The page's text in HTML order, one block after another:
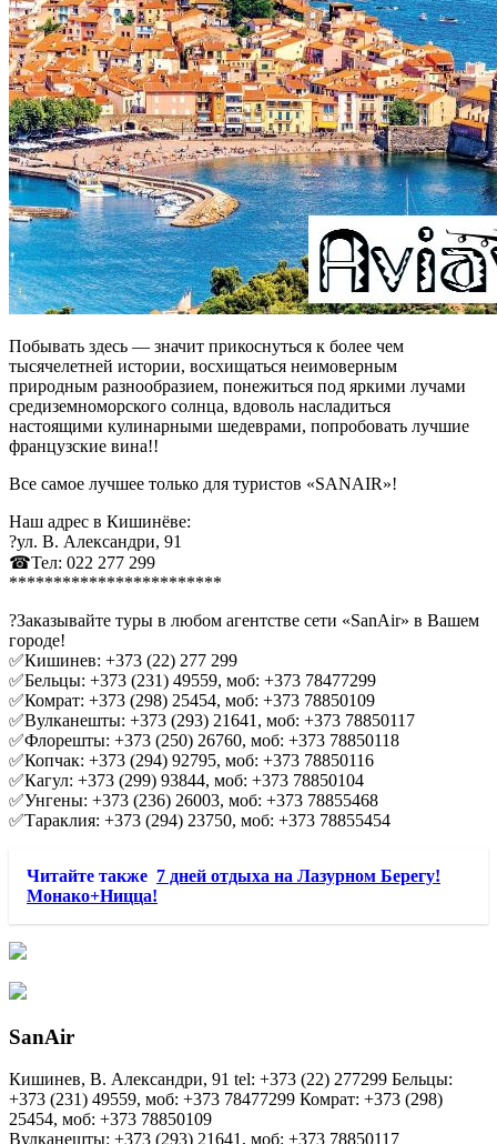
Побывать здесь — значит прикоснуться к более чем
тысячелетней истории, восхищаться неимоверным
природным разнообразием, понежиться под яркими лучами
средиземноморского солнца, вдоволь насладиться
настоящими кулинарными шедеврами, попробовать лучшие
французские вина!!
Все самое лучшее только для туристов «SANAIR»!
Наш адрес в Кишинёве:
?ул. В. Александри, 91
☎Тел: 022 277 299
************************
?Заказывайте туры в любом агентстве сети «SanAir» в Вашем
городе!
✅Кишинев: +373 (22) 277 299
✅Бельцы: +373 (231) 49559, моб: +373 78477299
✅Комрат: +373 (298) 25454, моб: +373 78850109
✅Вулканешты: +373 (293) 21641, моб: +373 78850117
✅Флорешты: +373 (250) 26760, моб: +373 78850118
✅Копчак: +373 (294) 92795, моб: +373 78850116
✅Кагул: +373 (299) 93844, моб: +373 78850104
✅Унгены: +373 (236) 26003, моб: +373 78855468
✅Тараклия: +373 (294) 23750, моб: +373 78855454
Читайте также 7 дней отдыха на Лазурном Берегу!
Монако+Ницца!
SanAir
Кишинев, В. Александри, 91 tel: +373 (22) 277299 Бельцы:
+373 (231) 49559, моб: +373 78477299 Комрат: +373 (298)
25454, моб: +373 78850109
Вулканешты: +373 (293) 21641, моб: +373 78850117